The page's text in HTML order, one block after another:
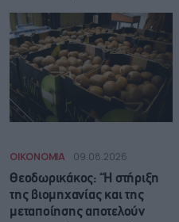
ΟΙΚΟΝΟΜΙΑ 09.08.2026
Θεοδωρικάκος: “Η στήριξη
της βιομηχανίας και της
μεταποίησης αποτελούν